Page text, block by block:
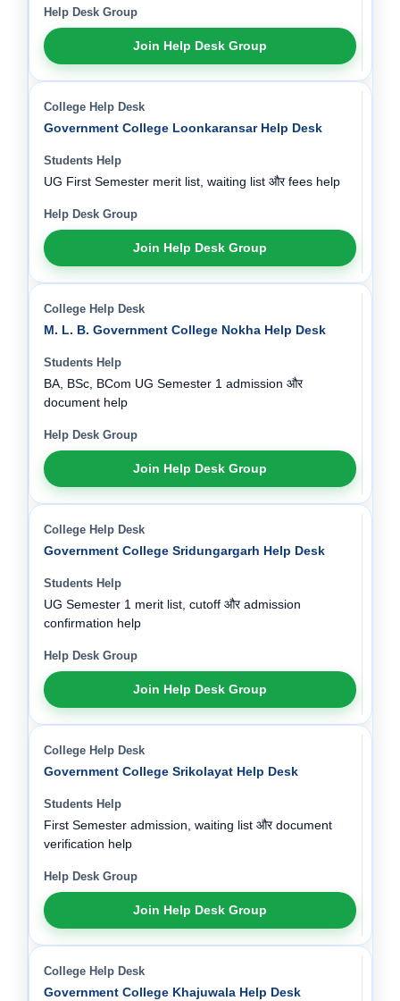
Join Help Desk Group
Government College Loonkaransar Help Desk
UG First Semester merit list, waiting list और fees help
Join Help Desk Group
M. L. B. Government College Nokha Help Desk
BA, BSc, BCom UG Semester 1 admission और
document help
Join Help Desk Group
Government College Sridungargarh Help Desk
UG Semester 1 merit list, cutoff और admission
confirmation help
Join Help Desk Group
Government College Srikolayat Help Desk
First Semester admission, waiting list और document
verification help
Join Help Desk Group
Government College Khajuwala Help Desk